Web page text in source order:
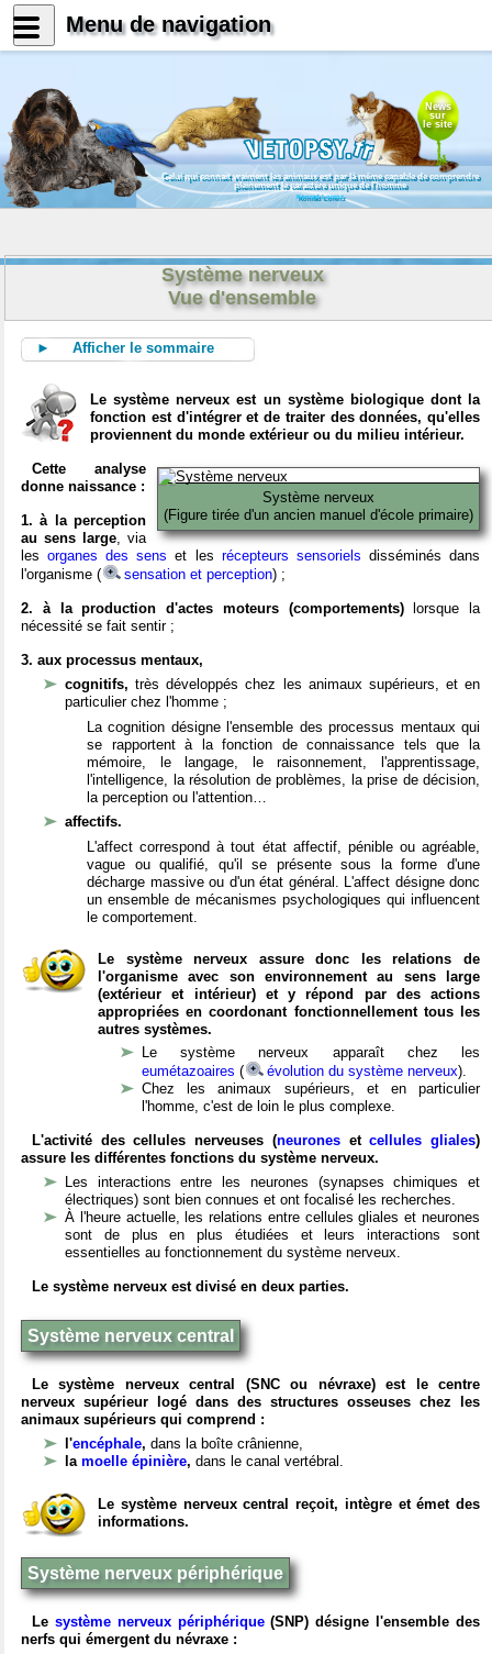
News
sur
le site
Celui qui connait vraiment les animaux est par là même capable de comprendre
pleinement le caractère unique de l'homme
Konrad Lorenz
Système nerveux
Vue d'ensemble
► Afficher le sommaire
Le système nerveux est un système biologique dont la
fonction est d'intégrer et de traiter des données, qu'elles
proviennent du monde extérieur ou du milieu intérieur.
Système nerveux
(Figure tirée d'un ancien manuel d'école primaire)
Cette analyse
donne naissance :
1. à la perception
au sens large, via
lesorganes des sens et les récepteurs sensoriels disséminés dans
l'organisme (
sensation et perception) ;
2. à la production d'actes moteurs (comportements)lorsque la
nécessité se fait sentir ;
3. aux processus mentaux,
cognitifs,très développés chez les animaux supérieurs, et en
particulier chez l'homme ;
La cognition désigne l'ensemble des processus mentaux qui
se rapportent à la fonction de connaissance tels que la
mémoire, le langage, le raisonnement, l'apprentissage,
l'intelligence, la résolution de problèmes, la prise de décision,
la perception ou l'attention…
affectifs.
L'affect correspond à tout état affectif, pénible ou agréable,
vague ou qualifié, qu'il se présente sous la forme d'une
décharge massive ou d'un état général. L'affect désigne donc
un ensemble de mécanismes psychologiques qui influencent
le comportement.
Le système nerveux assure donc les relations de
l'organisme avec son environnement au sens large
(extérieur et intérieur) et y répond par des actions
appropriées en coordonant fonctionnellement tous les
autres systèmes.
Le système nerveux apparaît chez les
eumétazoaires ( évolution du système nerveux).
Chez les animaux supérieurs, et en particulier
l'homme, c'est de loin le plus complexe.
L'activité des cellules nerveuses (neuronesetcellules gliales)
assure les différentes fonctions du système nerveux.
Les interactions entre les neurones (synapses chimiques et
électriques) sont bien connues et ont focalisé les recherches.
À l'heure actuelle, les relations entre cellules gliales et neurones
sont de plus en plus étudiées et leurs interactions sont
essentielles au fonctionnement du système nerveux.
Le système nerveux est divisé en deux parties.
Système nerveux central
Le système nerveux central (SNC ou névraxe) est le centre
nerveux supérieur logé dans des structures osseuses chez les
animaux supérieurs qui comprend :
l'encéphale, dans la boîte crânienne,
la moelle épinière, dans le canal vertébral.
Le système nerveux central reçoit, intègre et émet des
informations.
Système nerveux périphérique
Le système nerveux périphérique(SNP) désigne l'ensemble des
nerfs qui émergent du névraxe :
Menu de navigation